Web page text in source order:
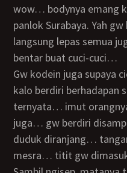
wow… bodynya emang
panlok Surabaya. Yah
langsung lepas semua
bentar buat cuci-cuci…
gw kodein juga supaya cici nya cuci juga. Cic Sanny
kalo berdiri berhadapan
ternyata… imut
juga… gw berdiri
duduk diranjang…
mesra… titit gw